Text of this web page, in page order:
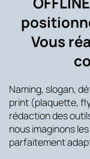
Vous
Naming, slogan,
print (plaquette,
rédaction des
nous imaginons
parfaitement